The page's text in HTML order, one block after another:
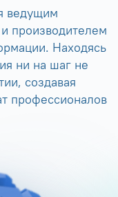
ведущим
производителем
Находясь
ни на шаг не
создавая
профессионалов